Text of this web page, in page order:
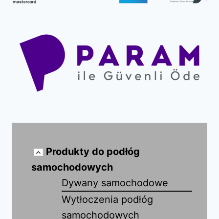
Produkty do podłóg
samochodowych
Dywany samochodowe
Wytłoczenia podłóg
samochodowych